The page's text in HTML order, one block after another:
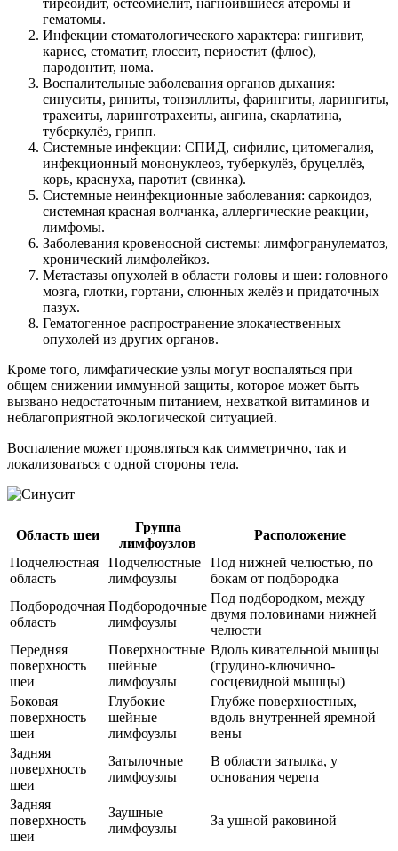
тиреоидит, остеомиелит, нагноившиеся атеромы и
гематомы.
Инфекции стоматологического характера: гингивит,
кариес, стоматит, глоссит, периостит (флюс),
пародонтит, нома.
Воспалительные заболевания органов дыхания:
синуситы, риниты, тонзиллиты, фарингиты, ларингиты,
трахеиты, ларинготрахеиты, ангина, скарлатина,
туберкулёз, грипп.
Системные инфекции: СПИД, сифилис, цитомегалия,
инфекционный мононуклеоз, туберкулёз, бруцеллёз,
корь, краснуха, паротит (свинка).
Системные неинфекционные заболевания: саркоидоз,
системная красная волчанка, аллергические реакции,
лимфомы.
Заболевания кровеносной системы: лимфогранулематоз,
хронический лимфолейкоз.
Метастазы опухолей в области головы и шеи: головного
мозга, глотки, гортани, слюнных желёз и придаточных
пазух.
Гематогенное распространение злокачественных
опухолей из других органов.
Кроме того, лимфатические узлы могут воспаляться при
общем снижении иммунной защиты, которое может быть
вызвано недостаточным питанием, нехваткой витаминов и
неблагоприятной экологической ситуацией.
Воспаление может проявляться как симметрично, так и
локализоваться с одной стороны тела.
Область шеи
Группа
лимфоузлов
Расположение
Подчелюстная
область
Подчелюстные
лимфоузлы
Под нижней челюстью, по
бокам от подбородка
Подбородочная
область
Подбородочные
лимфоузлы
Под подбородком, между
двумя половинами нижней
челюсти
Передняя
поверхность
шеи
Поверхностные
шейные
лимфоузлы
Вдоль кивательной мышцы
(грудино-ключично-
сосцевидной мышцы)
Боковая
поверхность
шеи
Глубокие
шейные
лимфоузлы
Глубже поверхностных,
вдоль внутренней яремной
вены
Задняя
поверхность
шеи
Затылочные
лимфоузлы
В области затылка, у
основания черепа
Задняя
поверхность
шеи
Заушные
лимфоузлы
За ушной раковиной